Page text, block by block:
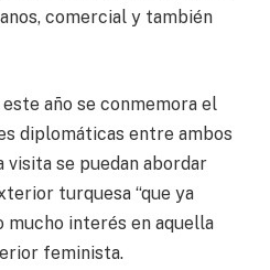
comercial y también
año se conmemora el
diplomáticas entre ambos
visita se puedan abordar
turquesa “que ya
mucho interés en aquella
feminista.